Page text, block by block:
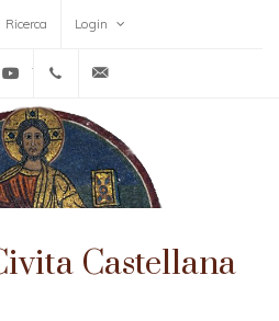
Ricerca Login
YouTube+39-0761-515152
Castellana